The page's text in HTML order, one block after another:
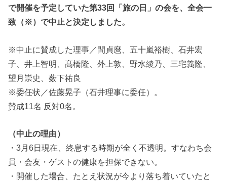
で開催を予定していた第33回「旅の日」の会を、全会一
致（※）で中止と決定しました。
※中止に賛成した理事／間貞麿、五十嵐裕樹、石井宏
子、井上智明、髙橋隆、外上敦、野水綾乃、三宅義隆、
望月崇史、薮下祐良
※委任状／佐藤晃子（石井理事に委任）。
賛成11名 反対0名。
（中止の理由）
・3月6日現在、終息する時期が全く不透明。すなわち会
員・会友・ゲストの健康を担保できない。
・開催した場合、たとえ状況が今より落ち着いていたと